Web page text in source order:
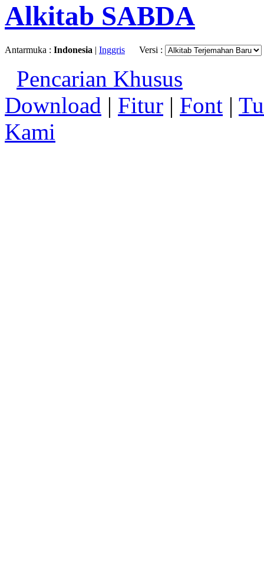
Alkitab SABDA
Antarmuka : Indonesia | Inggris Versi :
Pencarian Khusus
Download | Fitur | Font |
Kami